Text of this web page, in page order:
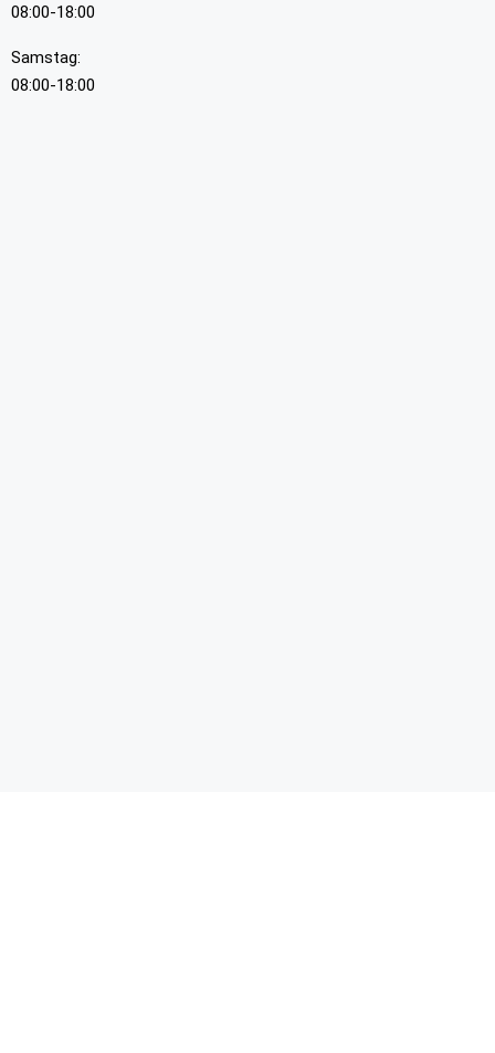
08:00-18:00
Samstag:
08:00-18:00